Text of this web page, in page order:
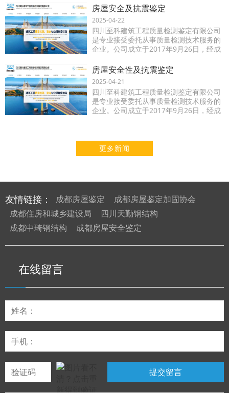
记注册的独立企业法人（统一社会信用代
码：91510
房屋安全及抗震鉴定
2025-04-22
四川至科建筑工程质量检测鉴定有限公司
是专业接受委托从事质量检测技术服务的
企业。公司成立于2017年9月26日，经成
记注册的独立企业法人（统一社会信用代
码：91510
房屋安全性及抗震鉴定
2025-04-21
四川至科建筑工程质量检测鉴定有限公司
是专业接受委托从事质量检测技术服务的
企业。公司成立于2017年9月26日，经成
更多新闻
友情链接： 成都房屋鉴定
成都房屋鉴定加固协会
成都住房和城乡建设局
四川天勤钢结构
成都中琦钢结构
成都房屋安全鉴定
在线留言